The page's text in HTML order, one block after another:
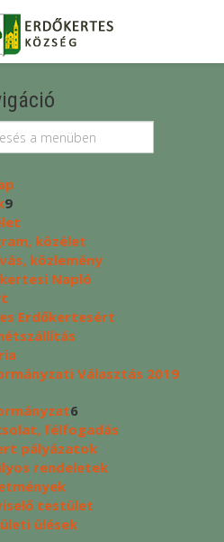
9
közélet
közlemény
Napló
Erdőkertesért
Választás 2019
6
félfogadás
pályázatok
rendeletek
testület
ülések